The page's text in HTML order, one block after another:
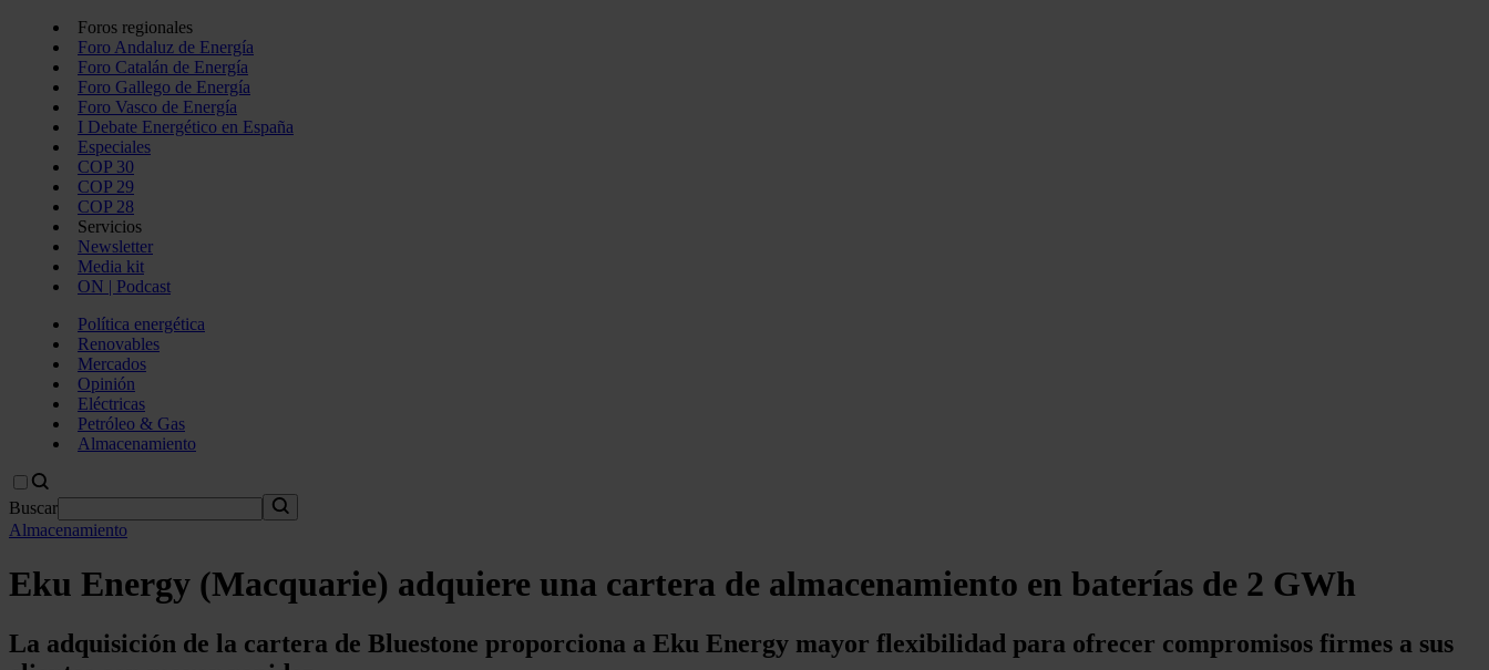
Foros regionales
Foro Andaluz de Energía
Foro Catalán de Energía
Foro Gallego de Energía
Foro Vasco de Energía
I Debate Energético en España
Especiales
COP 30
COP 29
COP 28
Servicios
Newsletter
Media kit
ON | Podcast
Política energética
Renovables
Mercados
Opinión
Eléctricas
Petróleo & Gas
Almacenamiento
Buscar
Almacenamiento
Eku Energy (Macquarie) adquiere una cartera de almacenamiento en baterías de 2 GWh
La adquisición de la cartera de Bluestone proporciona a Eku Energy mayor flexibilidad para ofrecer compromisos firmes a sus